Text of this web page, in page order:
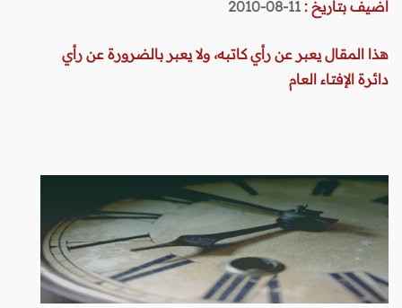
أضيف بتاريخ : 11-08-2010
هذا المقال يعبر عن رأي كاتبه، ولا يعبر بالضرورة عن رأي
دائرة الإفتاء العام